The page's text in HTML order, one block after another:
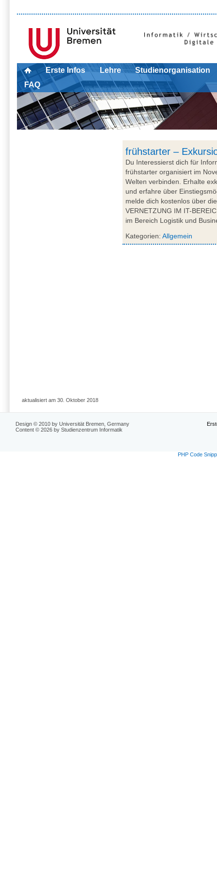
Erste Infos Lehre
Studienorganisation
FAQ
frühstarter –
Du Interessierst dich für
frühstarter organisiert im
Welten verbinden. Erhalte
und erfahre über
melde dich kostenlos über
VERNETZUNG IM IT-
im Bereich Logistik und
Kategorien: Allgemein
aktualisiert am 30. Oktober 2018
Design © 2010 by Universität Bremen, Germany
Content © 2026 by Studienzentrum Informatik
PHP Code